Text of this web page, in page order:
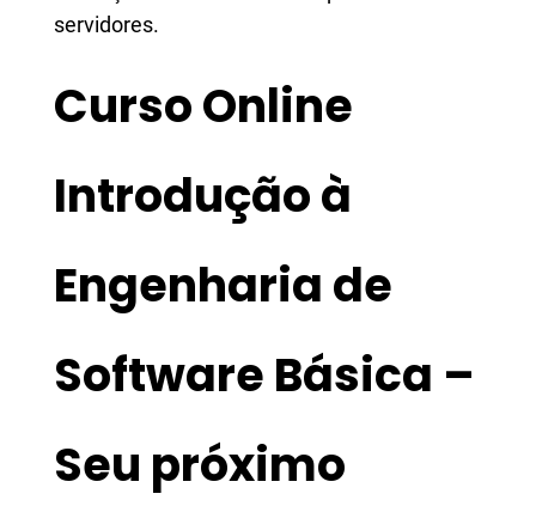
servidores.
Curso Online
Introdução à
Engenharia de
Software Básica –
Seu próximo